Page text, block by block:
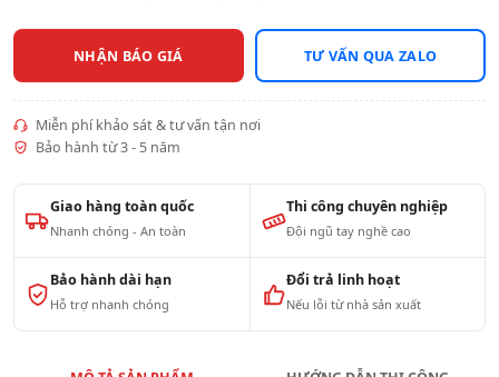
NHẬN BÁO GIÁ TƯ VẤN QUA ZALO
Miễn phí khảo sát & tư vấn tận nơi
Bảo hành từ 3 - 5 năm
Giao hàng toàn quốc
Nhanh chóng - An toàn
Thi công chuyên nghiệp
Đội ngũ tay nghề cao
Bảo hành dài hạn
Hỗ trợ nhanh chóng
Đổi trả linh hoạt
Nếu lỗi từ nhà sản xuất